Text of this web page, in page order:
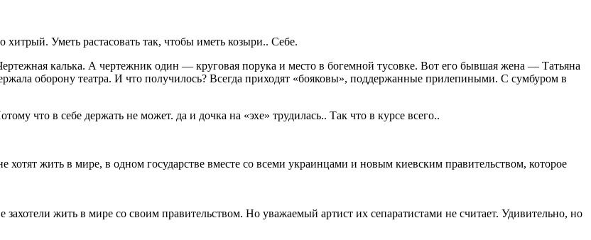
Уметь растасовать так, чтобы иметь козыри.. Себе.
калька. А чертежник один — круговая порука и место в богемной тусовке. Вот его бывшая жена — Татьяна
оборону театра. И что получилось? Всегда приходят «бояковы», поддержанные прилепиными. С сумбуром в
что в себе держать не может. да и дочка на «эхе» трудилась.. Так что в курсе всего..
жить в мире, в одном государстве вместе со всеми украинцами и новым киевским правительством, которое
жить в мире со своим правительством. Но уважаемый артист их сепаратистами не считает. Удивительно, но